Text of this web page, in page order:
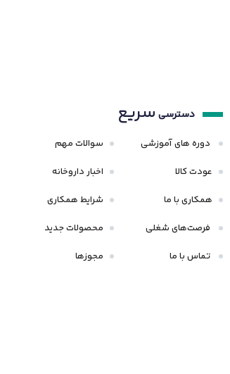
دسترسی سریع
دوره های آموزشی
عودت کالا
همکاری با ما
فرصت‌های شغلی
تماس با ما
سوالات مهم
اخبار داروخانه
شرایط همکاری
محصولات جدید
مجوزها